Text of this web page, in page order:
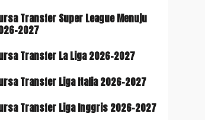
Transfer Super League Menuju
2027
Transfer La Liga 2026-2027
Transfer Liga Italia 2026-2027
Transfer Liga Inggris 2026-2027